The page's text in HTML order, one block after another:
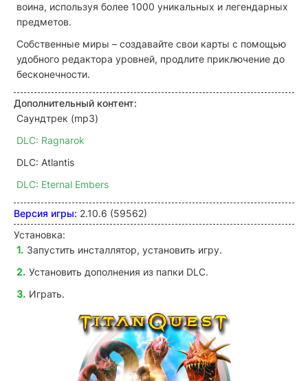
воина, используя более 1000 уникальных и легендарных
предметов.
Собственные миры – создавайте свои карты с помощью
удобного редактора уровней, продлите приключение до
бесконечности.
Дополнительный контент:
Саундтрек (mp3)
DLC: Ragnarok
DLC: Atlantis
DLC: Eternal Embers
Версия игры: 2.10.6 (59562)
Установка:
Запустить инсталлятор, установить игру.
Установить дополнения из папки DLC.
Играть.